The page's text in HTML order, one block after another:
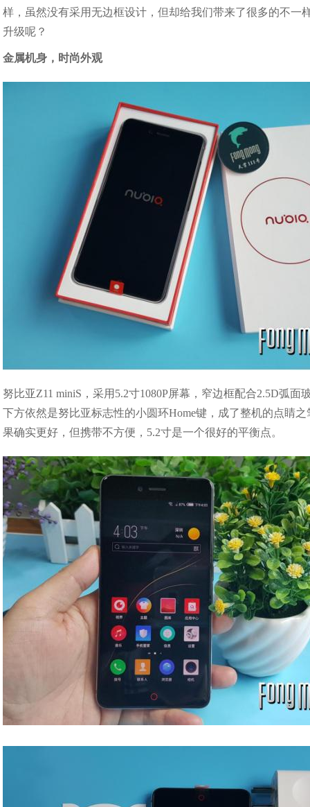
样，虽然没有采用无边框设计，但却给我们带来了很多的不一
升级呢？
金属机身，时尚外观
努比亚Z11 miniS，采用5.2寸1080P屏幕，窄边框配合2.5D弧
下方依然是努比亚标志性的小圆环Home键，成了整机的点睛
果确实更好，但携带不方便，5.2寸是一个很好的平衡点。